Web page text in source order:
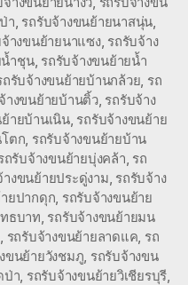
า, รถรับจ้างขนย้ายนาสนุ่น,
างขนย้ายนาแซง, รถรับจ้าง
น้ำชุน, รถรับจ้างขนย้ายน้ำ
ถรับจ้างขนย้ายบ้านกล้วย, รถ
างขนย้ายบ้านติ้ว, รถรับจ้าง
ายบ้านเนิน, รถรับจ้างขนย้าย
ตก, รถรับจ้างขนย้ายบ้าน
ถรับจ้างขนย้ายบุ่งคล้า, รถ
างขนย้ายประดู่งาม, รถรับจ้าง
ยปากดุก, รถรับจ้างขนย้าย
ธบาท, รถรับจ้างขนย้ายมน
, รถรับจ้างขนย้ายลาดแค, รถ
ขนย้ายวังชมภู, รถรับจ้างขน
ป่า, รถรับจ้างขนย้ายวิเชียรบุรี,